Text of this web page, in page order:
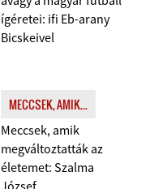
ígéretei: ifi Eb-arany
Bicskeivel
MECCSEK, AMIK...
Meccsek, amik
megváltoztatták az
életemet: Szalma
József